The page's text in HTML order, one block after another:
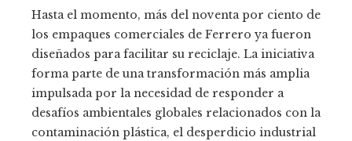
Hasta el momento, más del noventa por ciento de
los empaques comerciales de Ferrero ya fueron
diseñados para facilitar su reciclaje. La iniciativa
forma parte de una transformación más amplia
impulsada por la necesidad de responder a
desafíos ambientales globales relacionados con la
contaminación plástica, el desperdicio industrial